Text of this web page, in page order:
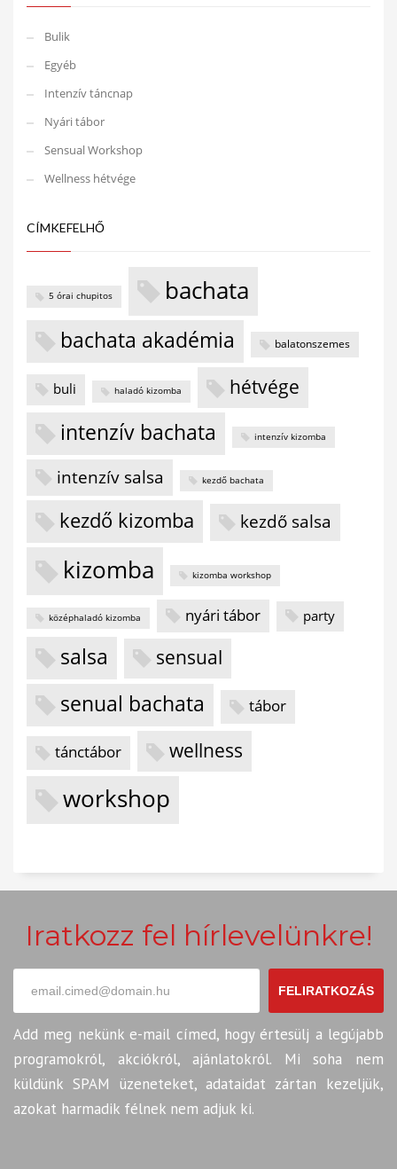
Bulik
Egyéb
Intenzív táncnap
Nyári tábor
Sensual Workshop
Wellness hétvége
CÍMKEFELHŐ
5 órai chupitos bachata
bachata akadémia balatonszemes
buli haladó kizomba hétvége
intenzív bachata intenzív kizomba
intenzív salsa kezdő bachata
kezdő kizomba kezdő salsa
kizomba kizomba workshop
középhaladó kizomba nyári tábor party
salsa sensual
senual bachata tábor
tánctábor wellness
workshop
Iratkozz fel hírlevelünkre!
FELIRATKOZÁS
Add meg nekünk e-mail címed, hogy értesülj a legújabb
programokról, akciókról, ajánlatokról. Mi soha nem
küldünk SPAM üzeneteket, adataidat zártan kezeljük,
azokat harmadik félnek nem adjuk ki.